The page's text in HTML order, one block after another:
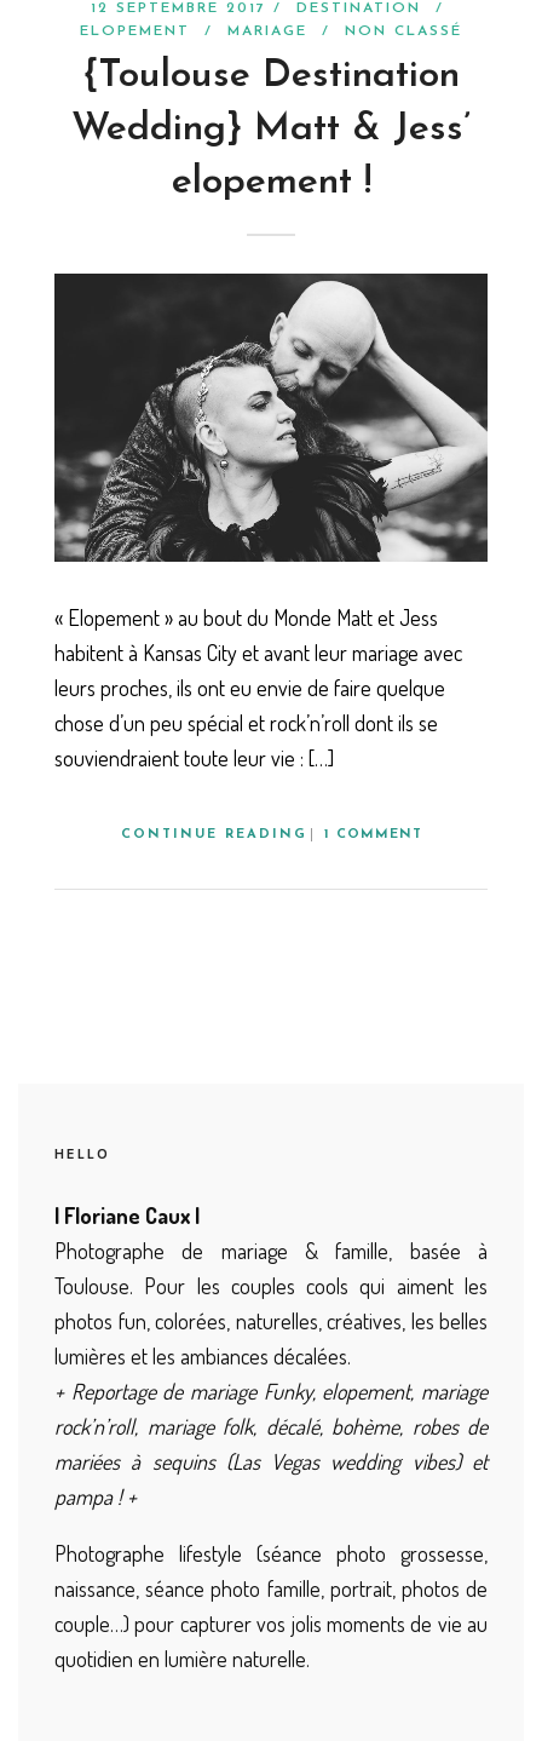
12 SEPTEMBRE 2017 / DESTINATION
/
ELOPEMENT
/ MARIAGE / NON CLASSÉ
{Toulouse Destination
Wedding} Matt & Jess’
elopement !
« Elopement » au bout du Monde Matt et Jess
habitent à Kansas City et avant leur mariage avec
leurs proches, ils ont eu envie de faire quelque
chose d’un peu spécial et rock’n’roll dont ils se
souviendraient toute leur vie : […]
CONTINUE READING 1 COMMENT
HELLO
| Floriane Caux |
Photographe de mariage & famille, basée à
Toulouse. Pour les couples cools qui aiment les
photos fun, colorées, naturelles, créatives, les belles
lumières et les ambiances décalées.
+ Reportage de mariage Funky, elopement, mariage
rock’n’roll, mariage folk, décalé, bohème, robes de
mariées à sequins (Las Vegas wedding vibes) et
pampa ! +
Photographe lifestyle (séance photo grossesse,
naissance, séance photo famille, portrait, photos de
couple…) pour capturer vos jolis moments de vie au
quotidien en lumière naturelle.